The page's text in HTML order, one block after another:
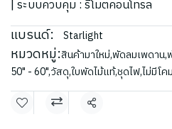
| ระบบควบคุม : รีโมตคอนโทรล
แบรนด์: Starlight
หมวดหมู่:สินค้ามาใหม่,พัดลมเพดาน,
50" - 60",วัสดุ,ใบพัดไม้แท้,ชุดไฟ,ไม่มีโค
แชร์